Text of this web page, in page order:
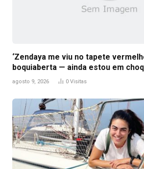
‘Zendaya me viu no tapete
boquiaberta — ainda estou em
agosto 9, 2026 0 Visitas